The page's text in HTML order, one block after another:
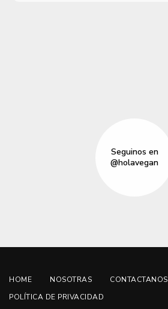
Seguinos en
@holavegan
HOME NOSOTRAS
CONTACTANOS
POLÍTICA DE PRIVACIDAD